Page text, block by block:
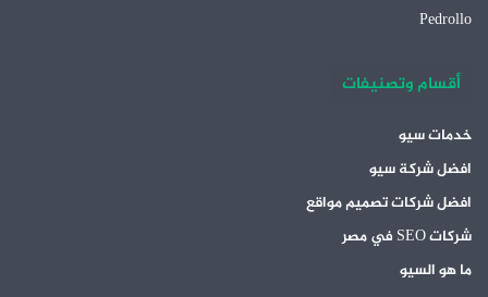
Pedrollo
أقسام وتصنيفات
خدمات سيو
افضل شركة سيو
افضل شركات تصميم مواقع
شركات SEO في مصر
ما هو السيو